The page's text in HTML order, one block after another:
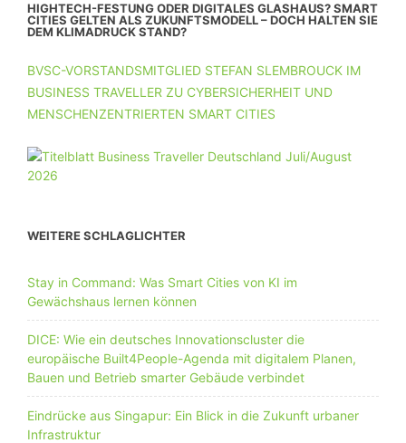
HIGHTECH-FESTUNG ODER DIGITALES GLASHAUS? SMART
CITIES GELTEN ALS ZUKUNFTSMODELL – DOCH HALTEN SIE
DEM KLIMADRUCK STAND?
BVSC-VORSTANDSMITGLIED STEFAN SLEMBROUCK IM
BUSINESS TRAVELLER ZU CYBERSICHERHEIT UND
MENSCHENZENTRIERTEN SMART CITIES
WEITERE SCHLAGLICHTER
Stay in Command: Was Smart Cities von KI im
Gewächshaus lernen können
DICE: Wie ein deutsches Innovationscluster die
europäische Built4People-Agenda mit digitalem Planen,
Bauen und Betrieb smarter Gebäude verbindet
Eindrücke aus Singapur: Ein Blick in die Zukunft urbaner
Infrastruktur